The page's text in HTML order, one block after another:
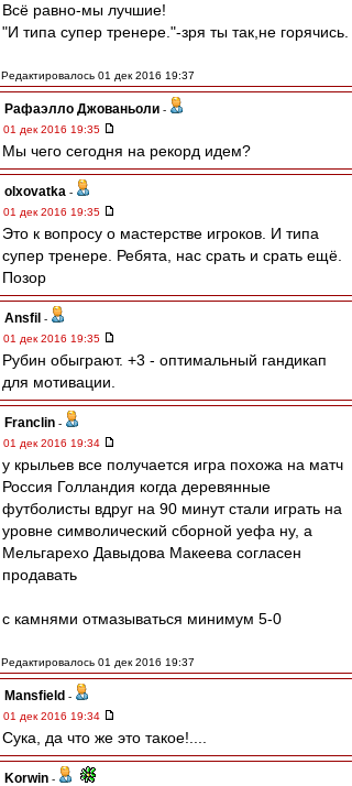
Всё равно-мы лучшие!
"И типа супер тренере."-зря ты так,не горячись.
Редактировалось 01 дек 2016 19:37
Рафаэлло Джованьоли -
01 дек 2016 19:35
Мы чего сегодня на рекорд идем?
olxovatka -
01 дек 2016 19:35
Это к вопросу о мастерстве игроков. И типа
супер тренере. Ребята, нас срать и срать ещё.
Позор
Ansfil -
01 дек 2016 19:35
Рубин обыграют. +3 - оптимальный гандикап
для мотивации.
Franclin -
01 дек 2016 19:34
у крыльев все получается игра похожа на матч
Россия Голландия когда деревянные
футболисты вдруг на 90 минут стали играть на
уровне символический сборной уефа ну, а
Мельгарехо Давыдова Макеева согласен
продавать
с камнями отмазываться минимум 5-0
Редактировалось 01 дек 2016 19:37
Mansfield -
01 дек 2016 19:34
Сука, да что же это такое!....
Korwin -